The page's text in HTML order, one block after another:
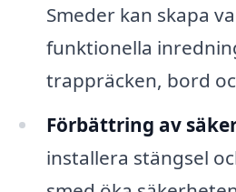
Smeder kan skapa
funktionella
trappräcken, bord
Förbättring av
installera stängsel